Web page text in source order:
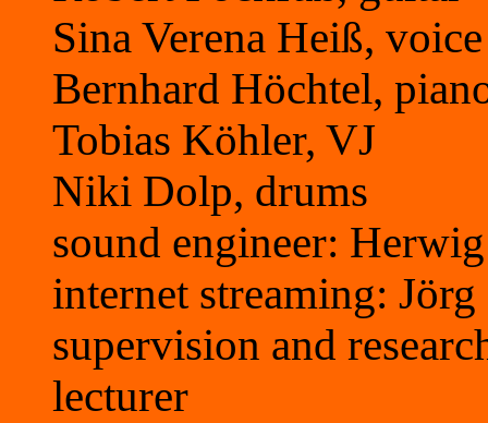
Sina Verena Heiß, voice
Bernhard Höchtel,
Tobias Köhler, VJ
Niki Dolp, drums
sound engineer:
internet streaming:
supervision and
lecturer